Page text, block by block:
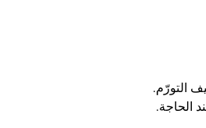
التورّم.
الحاجة.